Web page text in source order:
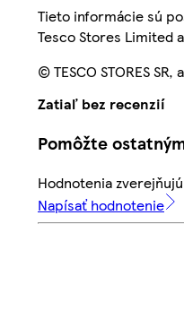
Tieto informácie sú
Tesco Stores Limited
© TESCO STORES SR,
Zatiaľ bez recenzií
Pomôžte
Hodnotenia
Napísať hodnotenie